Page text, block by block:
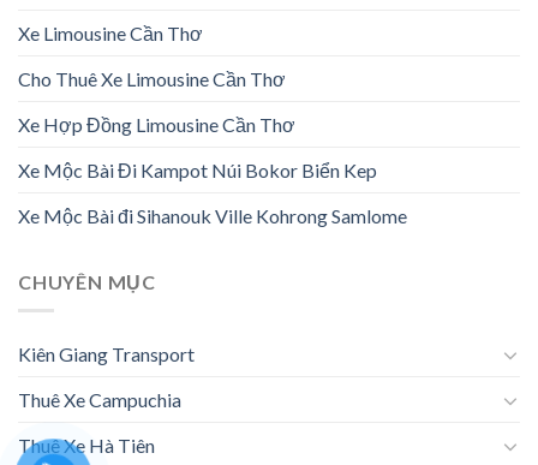
Xe Limousine Cần Thơ
Cho Thuê Xe Limousine Cần Thơ
Xe Hợp Đồng Limousine Cần Thơ
Xe Mộc Bài Đi Kampot Núi Bokor Biển Kep
Xe Mộc Bài đi Sihanouk Ville Kohrong Samlome
CHUYÊN MỤC
Kiên Giang Transport
Thuê Xe Campuchia
Thuê Xe Hà Tiên